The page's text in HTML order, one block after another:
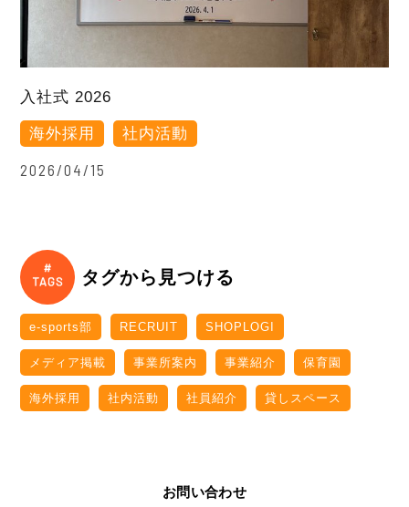
入社式 2026
海外採用 社内活動
2026/04/15
タグから見つける
e-sports部 RECRUIT SHOPLOGI
メディア掲載 事業所案内 事業紹介 保育園
海外採用 社内活動 社員紹介 貸しスペース
お問い合わせ